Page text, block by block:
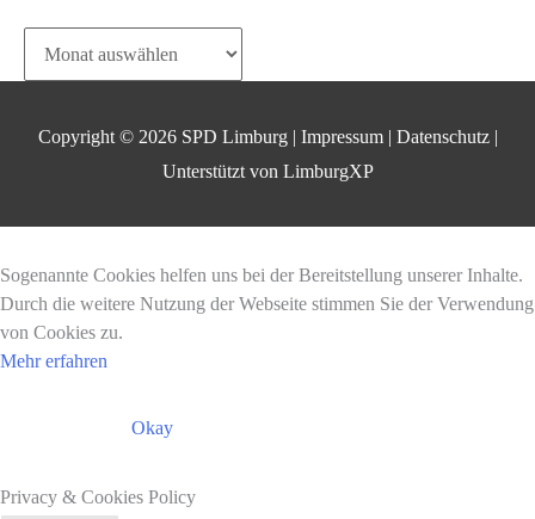
Archiv
Copyright © 2026 SPD Limburg| Impressum| Datenschutz|
Unterstützt von LimburgXP
Sogenannte Cookies helfen uns bei der Bereitstellung unserer Inhalte.
Durch die weitere Nutzung der Webseite stimmen Sie der Verwendung
von Cookies zu.
Mehr erfahren
Okay
Privacy & Cookies Policy